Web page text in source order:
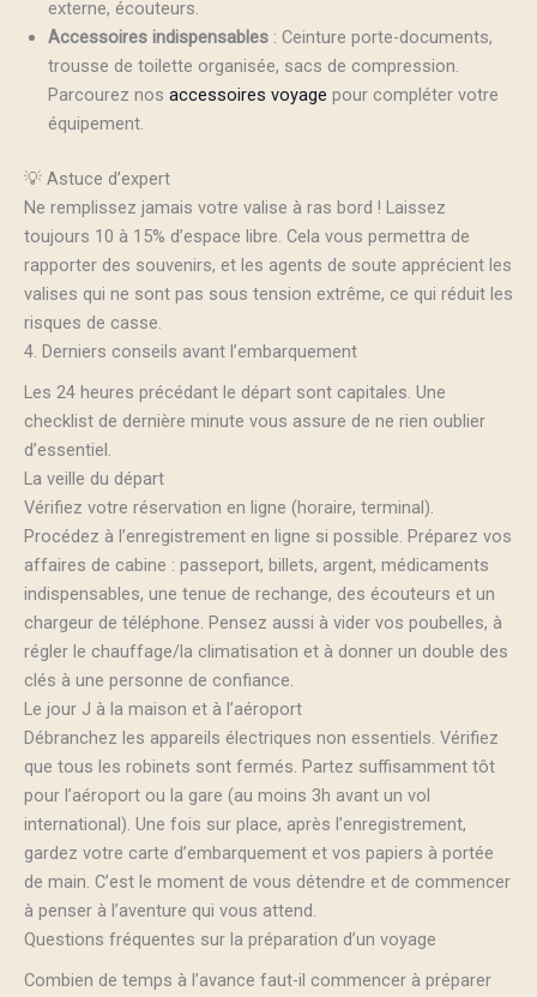
externe, écouteurs.
Accessoires indispensables : Ceinture porte-documents,
trousse de toilette organisée, sacs de compression.
Parcourez nos accessoires voyage pour compléter votre
équipement.
💡 Astuce d’expert
Ne remplissez jamais votre valise à ras bord ! Laissez
toujours 10 à 15% d’espace libre. Cela vous permettra de
rapporter des souvenirs, et les agents de soute apprécient les
valises qui ne sont pas sous tension extrême, ce qui réduit les
risques de casse.
4. Derniers conseils avant l’embarquement
Les 24 heures précédant le départ sont capitales. Une
checklist de dernière minute vous assure de ne rien oublier
d’essentiel.
La veille du départ
Vérifiez votre réservation en ligne (horaire, terminal).
Procédez à l’enregistrement en ligne si possible. Préparez vos
affaires de cabine : passeport, billets, argent, médicaments
indispensables, une tenue de rechange, des écouteurs et un
chargeur de téléphone. Pensez aussi à vider vos poubelles, à
régler le chauffage/la climatisation et à donner un double des
clés à une personne de confiance.
Le jour J à la maison et à l’aéroport
Débranchez les appareils électriques non essentiels. Vérifiez
que tous les robinets sont fermés. Partez suffisamment tôt
pour l’aéroport ou la gare (au moins 3h avant un vol
international). Une fois sur place, après l’enregistrement,
gardez votre carte d’embarquement et vos papiers à portée
de main. C’est le moment de vous détendre et de commencer
à penser à l’aventure qui vous attend.
Questions fréquentes sur la préparation d’un voyage
Combien de temps à l’avance faut-il commencer à préparer